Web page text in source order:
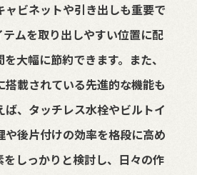
ャビネットや引き出しも重要で
テムを取り出しやすい位置に配
大幅に節約できます。また、
搭載されている先進的な機能も
ば、タッチレス水栓やビルトイ
や後片付けの効率を格段に高め
をしっかりと検討し、日々の作